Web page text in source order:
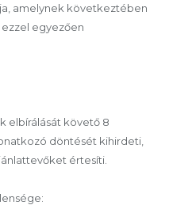
amelynek következtében
egyezően
elbírálását követő 8
döntését kihirdeti,
értesíti.